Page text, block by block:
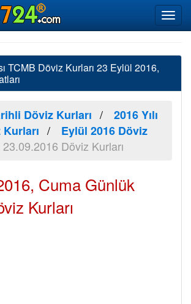
TCMB Döviz Kurları 23 Eylül 2016,
Döviz Kurları
2016 Yılı
Eylül 2016 Döviz
23.09.2016 Döviz Kurları
Cuma Günlük
Kurları